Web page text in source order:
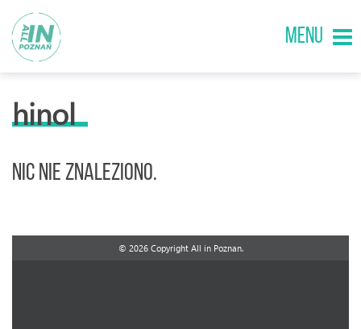
MENU
hinol
Nic nie znaleziono.
© 2026 Copyright All in Poznan.